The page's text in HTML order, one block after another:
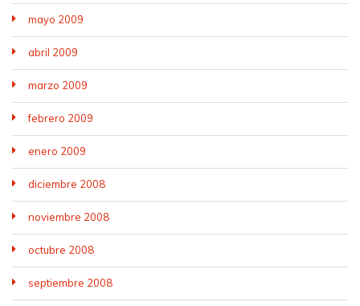
mayo 2009
abril 2009
marzo 2009
febrero 2009
enero 2009
diciembre 2008
noviembre 2008
octubre 2008
septiembre 2008